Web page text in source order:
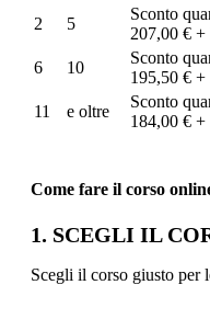
2
5
Sconto
207,00 €
6
10
Sconto
195,50 €
11
e oltre
Sconto
184,00 €
Come fare il corso
1. SCEGLI IL
Scegli il corso giusto per